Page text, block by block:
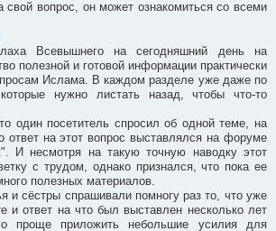
свой вопрос, он может ознакомиться со всеми
Всевышнего на сегодняшний день на
полезной и готовой информации практически
Ислама. В каждом разделе уже даже по
нужно листать назад, чтобы что-то
один посетитель спросил об одной теме, на
ответ на этот вопрос выставлялся на форуме
И несмотря на такую точную наводку этот
с трудом, однако признался, что пока ее
полезных материалов.
и сёстры спрашивали помногу раз то, что уже
и ответ на что был выставлен несколько лет
проще приложить небольшие усилия для